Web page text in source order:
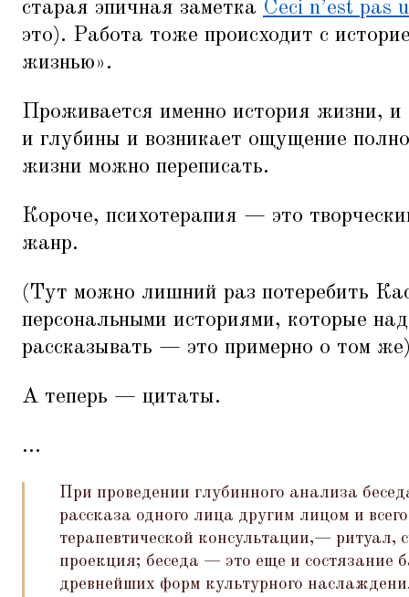
старая эпичная заметка Ceci n’est pas
это). Работа тоже происходит с
жизнью».
Проживается именно история жизни, и
и глубины и возникает ощущение
жизни можно переписать.
Короче, психотерапия — это
жанр.
(Тут можно лишний раз потеребить
персональными историями, которые
рассказывать — это примерно о том
А теперь — цитаты.
...
При проведении глубинного анализа
рассказа одного лица другим лицом и
терапевтической консультации,— ритуал,
проекция; беседа — это еще и состязание
древнейших форм культурного